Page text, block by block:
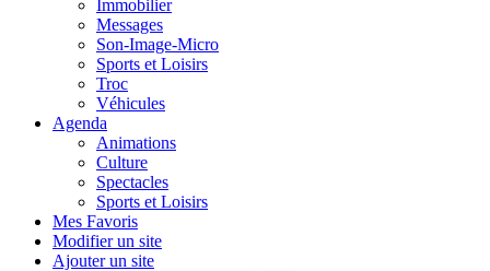
Immobilier
Messages
Son-Image-Micro
Sports et Loisirs
Troc
Véhicules
Agenda
Animations
Culture
Spectacles
Sports et Loisirs
Mes Favoris
Modifier un site
Ajouter un site